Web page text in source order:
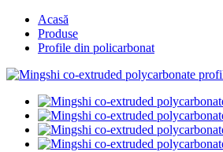
Acasă
Produse
Profile din policarbonat